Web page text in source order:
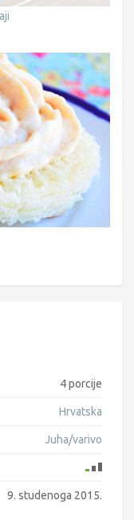
4 porcije
Hrvatska
Juha/varivo
9. studenoga 2015.